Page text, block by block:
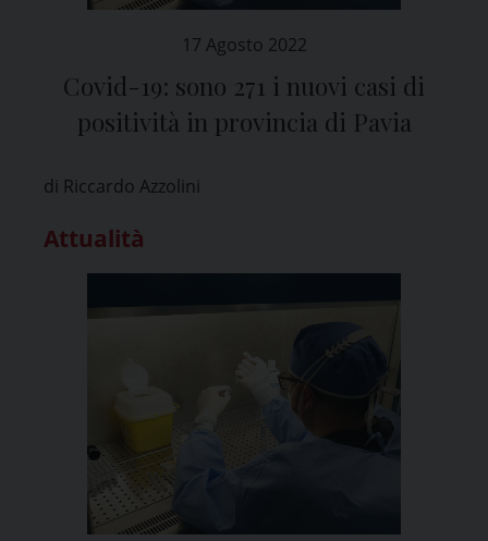
17 Agosto 2022
Covid-19: sono 271 i nuovi casi di
positività in provincia di Pavia
di Riccardo Azzolini
Attualità